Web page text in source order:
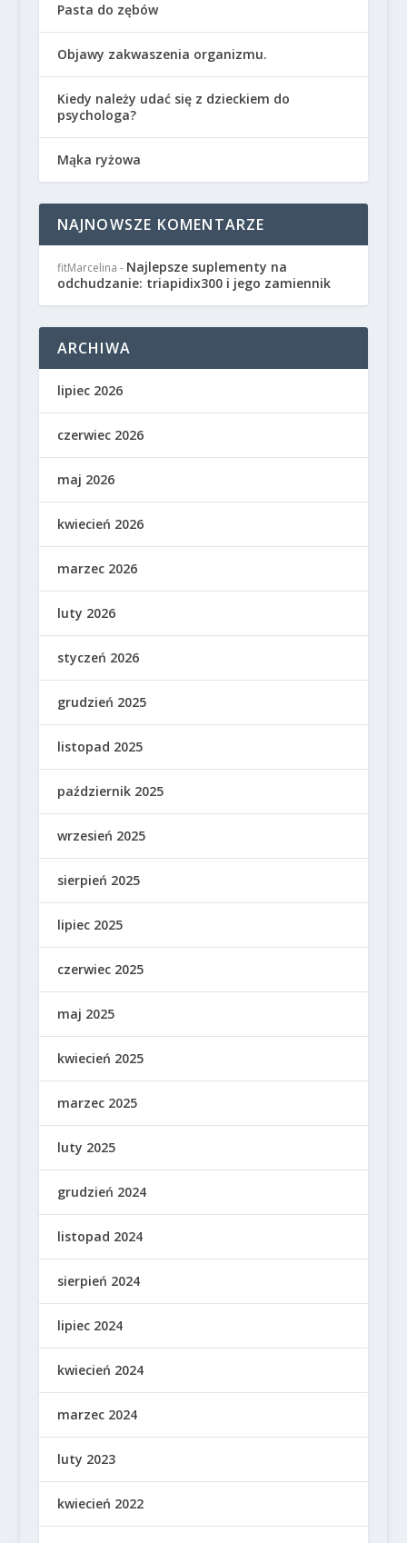
Pasta do zębów
Objawy zakwaszenia organizmu.
Kiedy należy udać się z dzieckiem do
psychologa?
Mąka ryżowa
NAJNOWSZE KOMENTARZE
fitMarcelina - Najlepsze suplementy na
odchudzanie: triapidix300 i jego zamiennik
ARCHIWA
lipiec 2026
czerwiec 2026
maj 2026
kwiecień 2026
marzec 2026
luty 2026
styczeń 2026
grudzień 2025
listopad 2025
październik 2025
wrzesień 2025
sierpień 2025
lipiec 2025
czerwiec 2025
maj 2025
kwiecień 2025
marzec 2025
luty 2025
grudzień 2024
listopad 2024
sierpień 2024
lipiec 2024
kwiecień 2024
marzec 2024
luty 2023
kwiecień 2022